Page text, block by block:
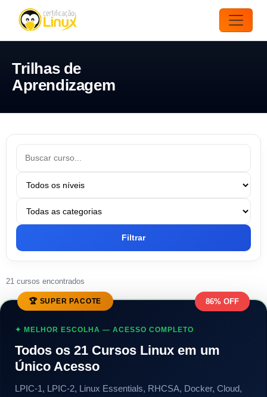
Trilhas de
Aprendizagem
Filtrar
21 cursos encontrados
🏆 SUPER PACOTE 86% OFF
✦ MELHOR ESCOLHA — ACESSO COMPLETO
Todos os 21 Cursos Linux em um
Único Acesso
LPIC-1, LPIC-2, Linux Essentials, RHCSA, Docker, Cloud,